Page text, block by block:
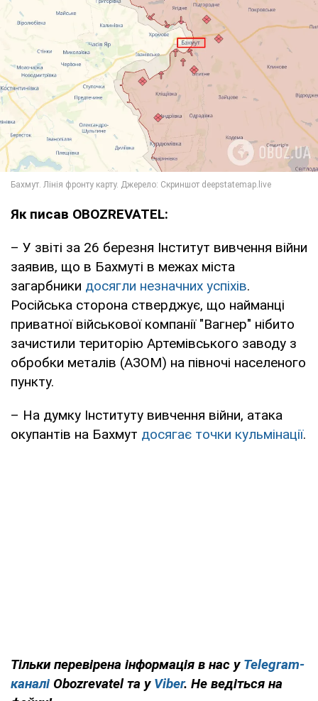
Як писав OBOZREVATEL:
– У звіті за 26 березня Інститут вивчення війни
заявив, що в Бахмуті в межах міста
загарбники досягли незначних успіхів.
Російська сторона стверджує, що найманці
приватної військової компанії "Вагнер" нібито
зачистили територію Артемівського заводу з
обробки металів (АЗОМ) на півночі населеного
пункту.
– На думку Інституту вивчення війни, атака
окупантів на Бахмут досягає точки кульмінації.
Тільки перевірена інформація в нас у Telegram-
каналі Obozrevatel та у Viber. Не ведіться на